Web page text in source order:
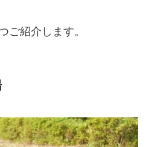
ご紹介します。